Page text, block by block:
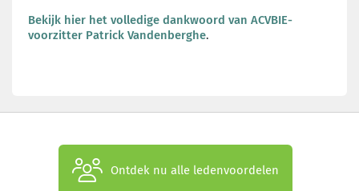
Bekijk hier het volledige dankwoord van ACVBIE-
voorzitter Patrick Vandenberghe.
Ontdek nu alle ledenvoordelen